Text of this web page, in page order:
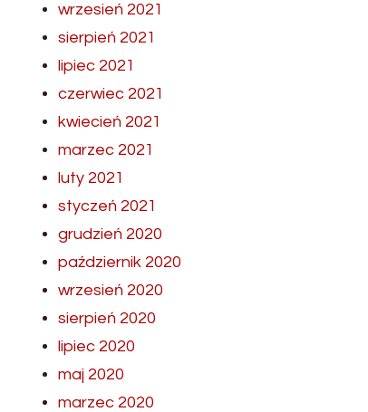
wrzesień 2021
sierpień 2021
lipiec 2021
czerwiec 2021
kwiecień 2021
marzec 2021
luty 2021
styczeń 2021
grudzień 2020
październik 2020
wrzesień 2020
sierpień 2020
lipiec 2020
maj 2020
marzec 2020